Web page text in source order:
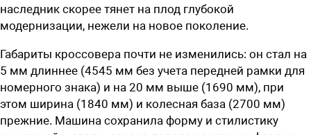
наследник скорее тянет на плод глубокой
модернизации, нежели на новое поколение.
Габариты кроссовера почти не изменились: он стал на
5 мм длиннее (4545 мм без учета передней рамки для
номерного знака) и на 20 мм выше (1690 мм), при
этом ширина (1840 мм) и колесная база (2700 мм)
прежние. Машина сохранила форму и стилистику